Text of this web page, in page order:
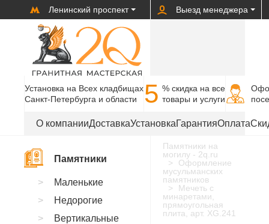
Ленинский проспект Выезд менеджера
Установка на Всех кладбищах
Санкт-Петербурга и области
5 % cкидка на все
товары и услуги
О компанииДоставкаУстановкаГарантияОплата
Памятники на
могилу - 2q.ru
Оформление
мусульманских
памятников
Мечеть с
минаретами,
прямоугольная
плита, арт. XG.241
Памятники
Маленькие
Недорогие
Вертикальные